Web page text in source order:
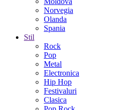
Norvegia
Olanda
Spania
Stil
Rock
Pop
Metal
Electronica
Hip Hop
Festivaluri
Clasica